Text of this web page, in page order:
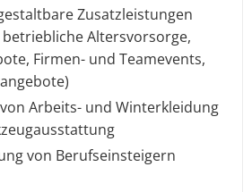
Zusatzleistungen
Altersvorsorge,
Firmen- und Teamevents,
Arbeits- und Winterkleidung
von Berufseinsteigern